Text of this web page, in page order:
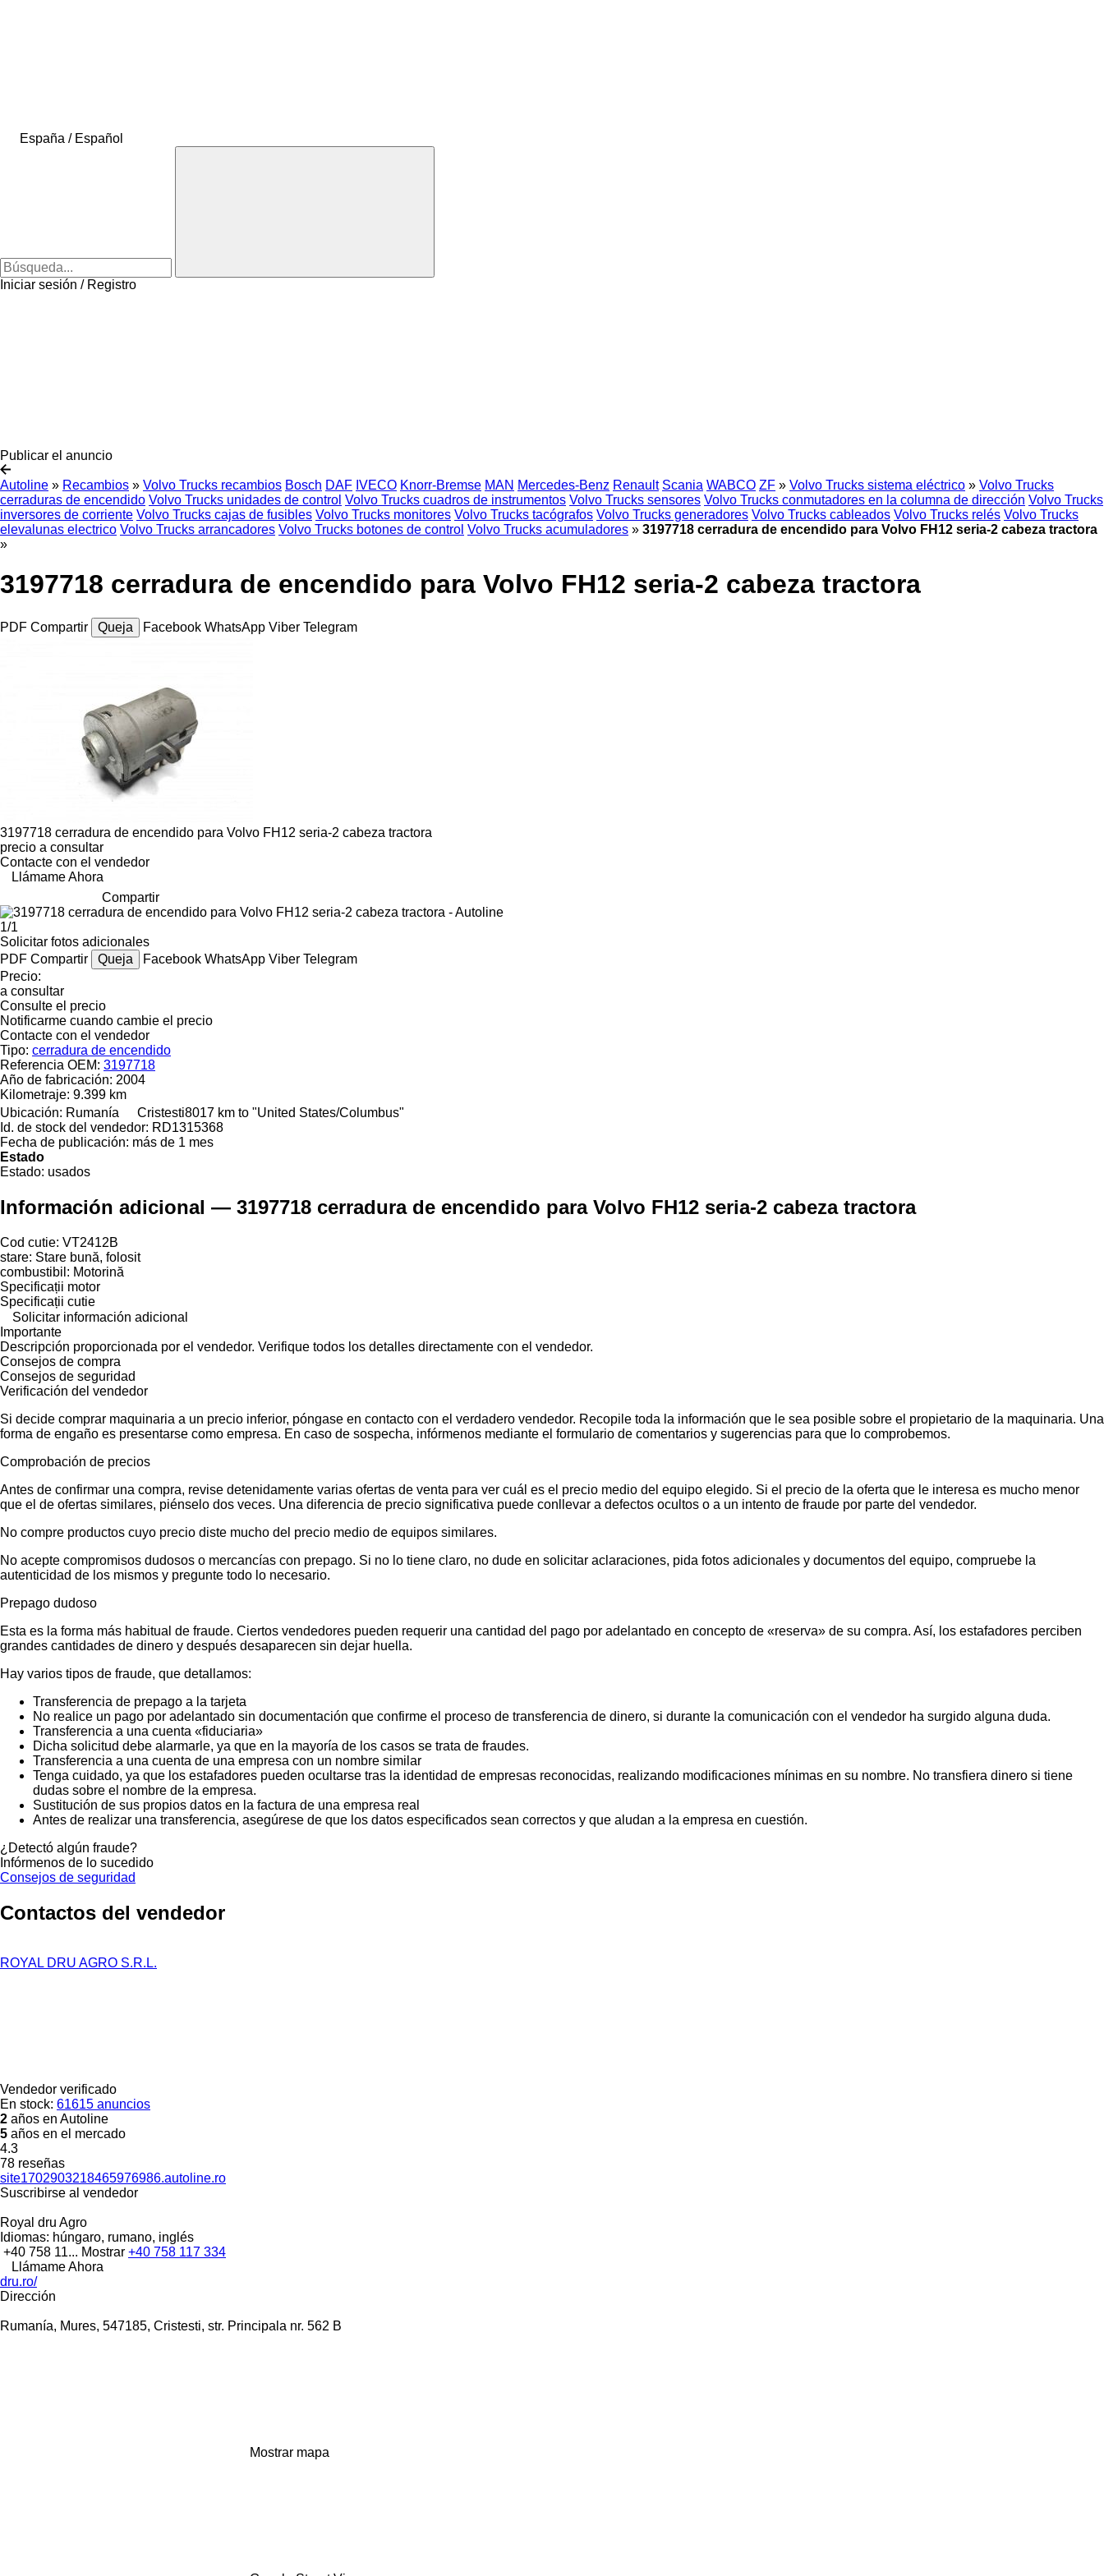
España / Español
Iniciar sesión / Registro
Publicar el anuncio
Autoline » Recambios » Volvo Trucks recambios Bosch DAF IVECO Knorr-Bremse MAN Mercedes-Benz Renault Scania WABCO ZF » Volvo Trucks sistema eléctrico » Volvo Trucks
cerraduras de encendido Volvo Trucks unidades de control Volvo Trucks cuadros de instrumentos Volvo Trucks sensores Volvo Trucks conmutadores en la columna de dirección Volvo Trucks
inversores de corriente Volvo Trucks cajas de fusibles Volvo Trucks monitores Volvo Trucks tacógrafos Volvo Trucks generadores Volvo Trucks cableados Volvo Trucks relés Volvo Trucks
elevalunas electrico Volvo Trucks arrancadores Volvo Trucks botones de control Volvo Trucks acumuladores » 3197718 cerradura de encendido para Volvo FH12 seria-2 cabeza tractora
»
3197718 cerradura de encendido para Volvo FH12 seria-2 cabeza tractora
PDF Compartir Queja Facebook WhatsApp Viber Telegram
3197718 cerradura de encendido para Volvo FH12 seria-2 cabeza tractora
precio a consultar
Contacte con el vendedor
Llámame Ahora
Compartir
1/1
Solicitar fotos adicionales
PDF Compartir Queja Facebook WhatsApp Viber Telegram
Precio:
a consultar
Consulte el precio
Notificarme cuando cambie el precio
Contacte con el vendedor
Tipo: cerradura de encendido
Referencia OEM: 3197718
Año de fabricación: 2004
Kilometraje: 9.399 km
Ubicación: Rumanía Cristesti8017 km to "United States/Columbus"
Id. de stock del vendedor: RD1315368
Fecha de publicación: más de 1 mes
Estado
Estado: usados
Información adicional — 3197718 cerradura de encendido para Volvo FH12 seria-2 cabeza tractora
Cod cutie: VT2412B
stare: Stare bună, folosit
combustibil: Motorină
Specificații motor
Specificații cutie
Solicitar información adicional
Importante
Descripción proporcionada por el vendedor. Verifique todos los detalles directamente con el vendedor.
Consejos de compra
Consejos de seguridad
Verificación del vendedor
Si decide comprar maquinaria a un precio inferior, póngase en contacto con el verdadero vendedor. Recopile toda la información que le sea posible sobre el propietario de la maquinaria. Una
forma de engaño es presentarse como empresa. En caso de sospecha, infórmenos mediante el formulario de comentarios y sugerencias para que lo comprobemos.
Comprobación de precios
Antes de confirmar una compra, revise detenidamente varias ofertas de venta para ver cuál es el precio medio del equipo elegido. Si el precio de la oferta que le interesa es mucho menor
que el de ofertas similares, piénselo dos veces. Una diferencia de precio significativa puede conllevar a defectos ocultos o a un intento de fraude por parte del vendedor.
No compre productos cuyo precio diste mucho del precio medio de equipos similares.
No acepte compromisos dudosos o mercancías con prepago. Si no lo tiene claro, no dude en solicitar aclaraciones, pida fotos adicionales y documentos del equipo, compruebe la
autenticidad de los mismos y pregunte todo lo necesario.
Prepago dudoso
Esta es la forma más habitual de fraude. Ciertos vendedores pueden requerir una cantidad del pago por adelantado en concepto de «reserva» de su compra. Así, los estafadores perciben
grandes cantidades de dinero y después desaparecen sin dejar huella.
Hay varios tipos de fraude, que detallamos:
Transferencia de prepago a la tarjeta
No realice un pago por adelantado sin documentación que confirme el proceso de transferencia de dinero, si durante la comunicación con el vendedor ha surgido alguna duda.
Transferencia a una cuenta «fiduciaria»
Dicha solicitud debe alarmarle, ya que en la mayoría de los casos se trata de fraudes.
Transferencia a una cuenta de una empresa con un nombre similar
Tenga cuidado, ya que los estafadores pueden ocultarse tras la identidad de empresas reconocidas, realizando modificaciones mínimas en su nombre. No transfiera dinero si tiene
dudas sobre el nombre de la empresa.
Sustitución de sus propios datos en la factura de una empresa real
Antes de realizar una transferencia, asegúrese de que los datos especificados sean correctos y que aludan a la empresa en cuestión.
¿Detectó algún fraude?
Infórmenos de lo sucedido
Consejos de seguridad
Contactos del vendedor
ROYAL DRU AGRO S.R.L.
Vendedor verificado
En stock: 61615 anuncios
2 años en Autoline
5 años en el mercado
4.3
78 reseñas
site1702903218465976986.autoline.ro
Suscribirse al vendedor
Royal dru Agro
Idiomas: húngaro, rumano, inglés
+40 758 11... Mostrar +40 758 117 334
Llámame Ahora
dru.ro/
Dirección
Rumanía, Mures, 547185, Cristesti, str. Principala nr. 562 B
Mostrar mapa